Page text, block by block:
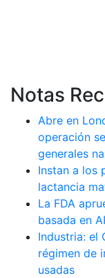
Notas
Abre en
operación
generales
Instan a los
lactancia
La FDA
basada en
Industria: el
régimen de
usadas